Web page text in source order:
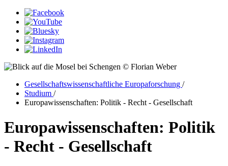
© Florian Weber
Gesellschaftswissenschaftliche Europaforschung /
Studium /
Europawissenschaften: Politik - Recht - Gesellschaft
Europawissenschaften: Politik
- Recht - Gesellschaft